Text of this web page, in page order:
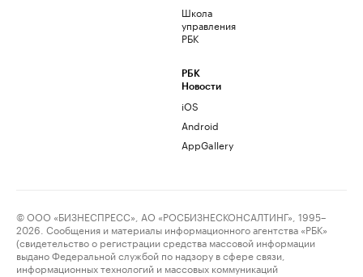
Школа
управления
РБК
РБК
Новости
iOS
Android
AppGallery
© ООО «БИЗНЕСПРЕСС», АО «РОСБИЗНЕСКОНСАЛТИНГ», 1995–
2026. Сообщения и материалы информационного агентства «РБК»
(свидетельство о регистрации средства массовой информации
выдано Федеральной службой по надзору в сфере связи,
информационных технологий и массовых коммуникаций